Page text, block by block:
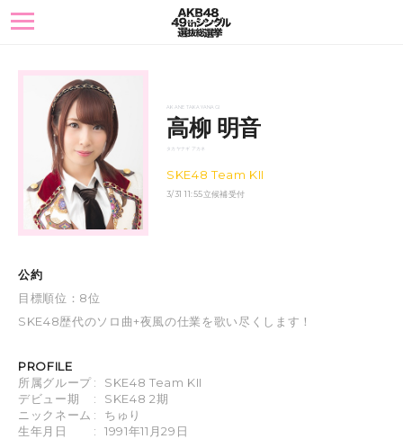
toggle
navigation
AKANE TAKAYANAGI
高柳 明音
タカヤナギ アカネ
SKE48 Team KII
3/31 11:55立候補受付
公約
目標順位：8位
SKE48歴代のソロ曲+夜風の仕業を歌い尽くします！
PROFILE
所属グループ:
SKE48 Team KII
デビュー期
:
SKE48 2期
ニックネーム :
ちゅり
生年月日
:
1991年11月29日